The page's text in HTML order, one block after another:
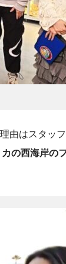
由はスタッ
カの西海岸の